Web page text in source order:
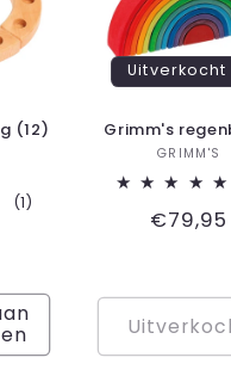
(12)
(1)
Uitverkocht
Grimm's
GRIMM'S
Normale
€79,95